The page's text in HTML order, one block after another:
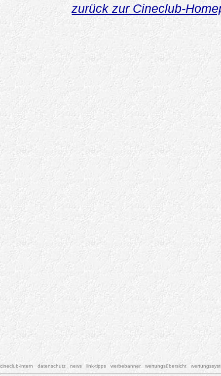
zurück zur Cineclub-
cineclub-intern datenschutz news link-tipps werbebanner wertungsübersicht